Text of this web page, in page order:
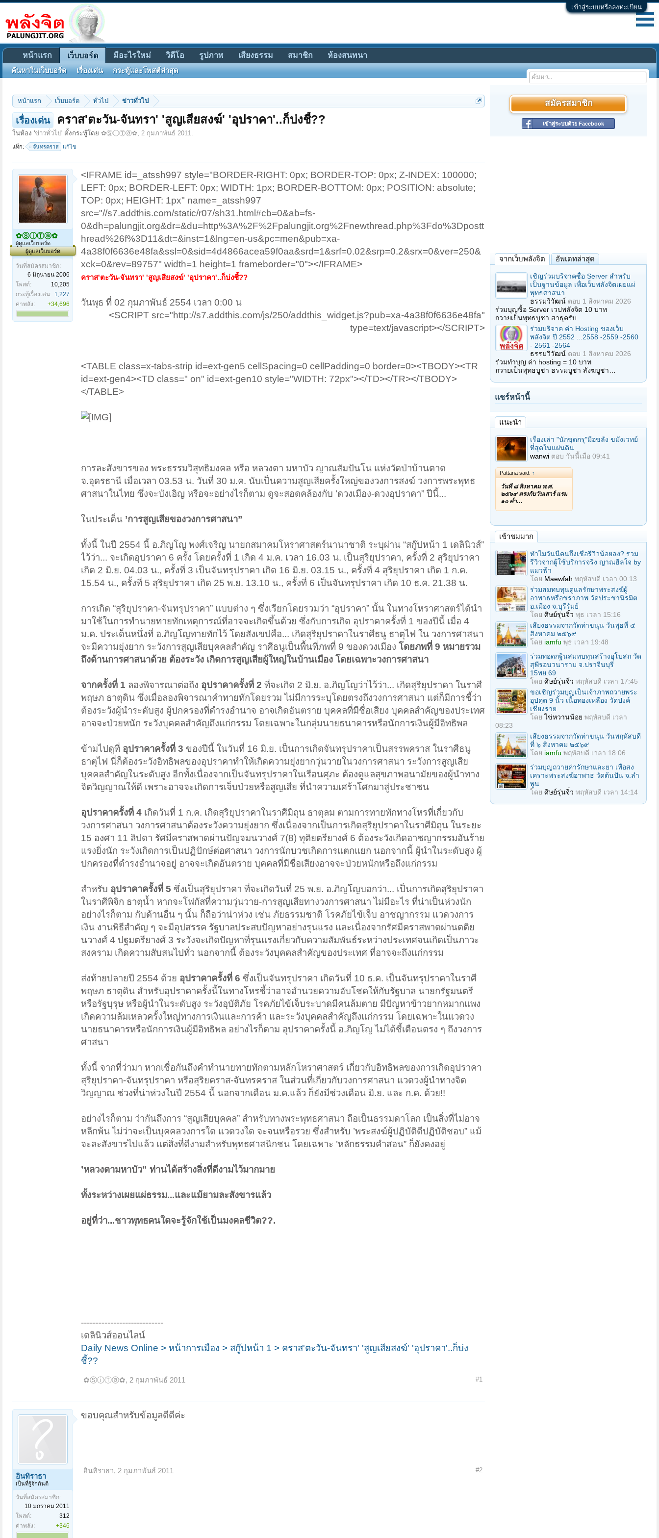
เข้าสู่ระบบหรือลงทะเบียน
หน้าแรก เว็บบอร์ด ทั่วไป ข่าวทั่วไป
เรื่องเด่น คราส'ตะวัน-จันทรา' 'สูญเสียสงฆ์' 'อุปราคา'..ก็บ่งชี้??
ในห้อง 'ข่าวทั่วไป' ตั้งกระทู้โดย ✿ⓈⓘⓉⓐ✿, 2 กุมภาพันธ์ 2011.
แท็ก: จันทรคราส แก้ไข
✿ⓈⓘⓉⓐ✿
ผู้ดูแลเว็บบอร์ด
ผู้ดูแลเว็บบอร์ด
วันที่สมัครสมาชิก:
6 มิถุนายน 2006
โพสต์:
10,205
กระทู้เรื่องเด่น: 1,227
ค่าพลัง:
+34,696
<IFRAME id=_atssh997 style="BORDER-RIGHT: 0px; BORDER-TOP: 0px; Z-INDEX: 100000;
LEFT: 0px; BORDER-LEFT: 0px; WIDTH: 1px; BORDER-BOTTOM: 0px; POSITION: absolute;
TOP: 0px; HEIGHT: 1px" name=_atssh997
src="//s7.addthis.com/static/r07/sh31.html#cb=0&ab=fs-
0&dh=palungjit.org&dr=&du=http%3A%2F%2Fpalungjit.org%2Fnewthread.php%3Fdo%3Dpostt
hread%26f%3D11&dt=&inst=1&lng=en-us&pc=men&pub=xa-
4a38f0f6636e48fa&ssl=0&sid=4d4866acea59f0aa&srd=1&srf=0.02&srp=0.2&srx=0&ver=250&
xck=0&rev=89757" width=1 height=1 frameborder="0"></IFRAME>
คราส'ตะวัน-จันทรา' 'สูญเสียสงฆ์' 'อุปราคา'..ก็บ่งชี้??
วันพุธ ที่ 02 กุมภาพันธ์ 2554 เวลา 0:00 น
<SCRIPT src="http://s7.addthis.com/js/250/addthis_widget.js?pub=xa-4a38f0f6636e48fa"
type=text/javascript></SCRIPT>​
<TABLE class=x-tabs-strip id=ext-gen5 cellSpacing=0 cellPadding=0 border=0><TBODY><TR
id=ext-gen4><TD class=" on" id=ext-gen10 style="WIDTH: 72px"></TD></TR></TBODY>
</TABLE>
การละสังขารของ พระธรรมวิสุทธิมงคล หรือ หลวงตา มหาบัว ญาณสัมปันโน แห่งวัดป่าบ้านตาด
จ.อุดรธานี เมื่อเวลา 03.53 น. วันที่ 30 ม.ค. นับเป็นความสูญเสียครั้งใหญ่ของวงการสงฆ์ วงการพระพุทธ
ศาสนาในไทย ซึ่งจะบังเอิญ หรือจะอย่างไรก็ตาม ดูจะสอดคล้องกับ ’ดวงเมือง-ดวงอุปราคา” ปีนี้...
ในประเด็น ’การสูญเสียของวงการศาสนา”
ทั้งนี้ ในปี 2554 นี้ อ.ภิญโญ พงศ์เจริญ นายกสมาคมโหราศาสตร์นานาชาติ ระบุผ่าน “สกู๊ปหน้า 1 เดลินิวส์”
ไว้ว่า... จะเกิดอุปราคา 6 ครั้ง โดยครั้งที่ 1 เกิด 4 ม.ค. เวลา 16.03 น. เป็นสุริยุปราคา, ครั้งที่ 2 สุริยุปราคา
เกิด 2 มิ.ย. 04.03 น., ครั้งที่ 3 เป็นจันทรุปราคา เกิด 16 มิ.ย. 03.15 น., ครั้งที่ 4 สุริยุปราคา เกิด 1 ก.ค.
15.54 น., ครั้งที่ 5 สุริยุปราคา เกิด 25 พ.ย. 13.10 น., ครั้งที่ 6 เป็นจันทรุปราคา เกิด 10 ธ.ค. 21.38 น.
การเกิด “สุริยุปราคา-จันทรุปราคา” แบบต่าง ๆ ซึ่งเรียกโดยรวมว่า “อุปราคา” นั้น ในทางโหราศาสตร์ได้นำ
มาใช้ในการทำนายทายทักเหตุการณ์ที่อาจจะเกิดขึ้นด้วย ซึ่งกับการเกิด อุปราคาครั้งที่ 1 ของปีนี้ เมื่อ 4
ม.ค. ประเด็นหนึ่งที่ อ.ภิญโญทายทักไว้ โดยสังเขปคือ... เกิดสุริยุปราคาในราศีธนู ธาตุไฟ ใน วงการศาสนา
จะมีความยุ่งยาก ระวังการสูญเสียบุคคลสำคัญ ราศีธนูเป็นพื้นที่ภพที่ 9 ของดวงเมือง โดยภพที่ 9 หมายรวม
ถึงด้านการศาสนาด้วย ต้องระวัง เกิดการสูญเสียผู้ใหญ่ในบ้านเมือง โดยเฉพาะวงการศาสนา
จากครั้งที่ 1 ลองพิจารณาต่อถึง อุปราคาครั้งที่ 2 ที่จะเกิด 2 มิ.ย. อ.ภิญโญว่าไว้ว่า... เกิดสุริยุปราคา ในราศี
พฤษภ ธาตุดิน ซึ่งเมื่อลองพิจารณาคำทายทักโดยรวม ไม่มีการระบุโดยตรงถึงวงการศาสนา แต่ก็มีการชี้ว่า
ต้องระวังผู้นำระดับสูง ผู้ปกครองที่ดำรงอำนาจ อาจเกิดอันตราย บุคคลที่มีชื่อเสียง บุคคลสำคัญของประเทศ
อาจจะป่วยหนัก ระวังบุคคลสำคัญถึงแก่กรรม โดยเฉพาะในกลุ่มนายธนาคารหรือนักการเงินผู้มีอิทธิพล
ข้ามไปดูที่ อุปราคาครั้งที่ 3 ของปีนี้ ในวันที่ 16 มิ.ย. เป็นการเกิดจันทรุปราคาเป็นสรรพคราส ในราศีธนู
ธาตุไฟ นี่ก็ต้องระวังอิทธิพลของอุปราคาทำให้เกิดความยุ่งยากวุ่นวายในวงการศาสนา ระวังการสูญเสีย
บุคคลสำคัญในระดับสูง อีกทั้งเนื่องจากเป็นจันทรุปราคาในเรือนศุภะ ต้องดูแลสุขภาพอนามัยของผู้นำทาง
จิตวิญญาณให้ดี เพราะอาจจะเกิดการเจ็บป่วยหรือสูญเสีย ที่นำความเศร้าโศกมาสู่ประชาชน
อุปราคาครั้งที่ 4 เกิดวันที่ 1 ก.ค. เกิดสุริยุปราคาในราศีมิถุน ธาตุลม ตามการทายทักทางโหรที่เกี่ยวกับ
วงการศาสนา วงการศาสนาต้องระวังความยุ่งยาก ซึ่งเนื่องจากเป็นการเกิดสุริยุปราคาในราศีมิถุน ในระยะ
15 องศา 11 ลิปดา รัศมีคราสพาดผ่านปัญจมนวางศ์ 7(8) ทุติยตรียางศ์ 6 ต้องระวังเกิดอาชญากรรมอันร้าย
แรงยิ่งนัก ระวังเกิดการเป็นปฏิปักษ์ต่อศาสนา วงการนักบวชเกิดการแตกแยก นอกจากนี้ ผู้นำในระดับสูง ผู้
ปกครองที่ดำรงอำนาจอยู่ อาจจะเกิดอันตราย บุคคลที่มีชื่อเสียงอาจจะป่วยหนักหรือถึงแก่กรรม
สำหรับ อุปราคาครั้งที่ 5 ซึ่งเป็นสุริยุปราคา ที่จะเกิดวันที่ 25 พ.ย. อ.ภิญโญบอกว่า... เป็นการเกิดสุริยุปราคา
ในราศีพิจิก ธาตุน้ำ หากจะโฟกัสที่ความวุ่นวาย-การสูญเสียทางวงการศาสนา ไม่มีอะไร ที่น่าเป็นห่วงนัก
อย่างไรก็ตาม กับด้านอื่น ๆ นั้น ก็ถือว่าน่าห่วง เช่น ภัยธรรมชาติ โรคภัยไข้เจ็บ อาชญากรรม แวดวงการ
เงิน งานพิธีสำคัญ ๆ จะมีอุปสรรค รัฐบาลประสบปัญหาอย่างรุนแรง และเนื่องจากรัศมีคราสพาดผ่านตติย
นวางศ์ 4 ปฐมตรียางศ์ 3 ระวังจะเกิดปัญหาที่รุนแรงเกี่ยวกับความสัมพันธ์ระหว่างประเทศจนเกิดเป็นภาวะ
สงคราม เกิดความสับสนไปทั่ว นอกจากนี้ ต้องระวังบุคคลสำคัญของประเทศ ที่อาจจะถึงแก่กรรม
ส่งท้ายปลายปี 2554 ด้วย อุปราคาครั้งที่ 6 ซึ่งเป็นจันทรุปราคา เกิดวันที่ 10 ธ.ค. เป็นจันทรุปราคาในราศี
พฤษภ ธาตุดิน สำหรับอุปราคาครั้งนี้ในทางโหรชี้ว่าอาจอำนวยความอับโชคให้กับรัฐบาล นายกรัฐมนตรี
หรือรัฐบุรุษ หรือผู้นำในระดับสูง ระวังอุบัติภัย โรคภัยไข้เจ็บระบาดมีคนล้มตาย มีปัญหาข้าวยากหมากแพง
เกิดความล้มเหลวครั้งใหญ่ทางการเงินและการค้า และระวังบุคคลสำคัญถึงแก่กรรม โดยเฉพาะในแวดวง
นายธนาคารหรือนักการเงินผู้มีอิทธิพล อย่างไรก็ตาม อุปราคาครั้งนี้ อ.ภิญโญ ไม่ได้ชี้เตือนตรง ๆ ถึงวงการ
ศาสนา
ทั้งนี้ จากที่ว่ามา หากเชื่อกันถึงคำทำนายทายทักตามหลักโหราศาสตร์ เกี่ยวกับอิทธิพลของการเกิดอุปราคา
สุริยุปราคา-จันทรุปราคา หรือสุริยคราส-จันทรคราส ในส่วนที่เกี่ยวกับวงการศาสนา แวดวงผู้นำทางจิต
วิญญาณ ช่วงที่น่าห่วงในปี 2554 นี้ นอกจากเดือน ม.ค.แล้ว ก็ยังมีช่วงเดือน มิ.ย. และ ก.ค. ด้วย!!
อย่างไรก็ตาม ว่ากันถึงการ “สูญเสียบุคคล” สำหรับทางพระพุทธศาสนา ถือเป็นธรรมดาโลก เป็นสิ่งที่ไม่อาจ
หลีกพ้น ไม่ว่าจะเป็นบุคคลวงการใด แวดวงใด จะจนหรือรวย ซึ่งสำหรับ ’พระสงฆ์ผู้ปฏิบัติดีปฏิบัติชอบ” แม้
จะละสังขารไปแล้ว แต่สิ่งที่ดีงามสำหรับพุทธศาสนิกชน โดยเฉพาะ ’หลักธรรมคำสอน” ก็ยังคงอยู่
’หลวงตามหาบัว” ท่านได้สร้างสิ่งที่ดีงามไว้มากมาย
ทั้งระหว่างเผยแผ่ธรรม...และแม้ยามละสังขารแล้ว
อยู่ที่ว่า...ชาวพุทธคนใดจะรู้จักใช้เป็นมงคลชีวิต??.
----------------------------
เดลินิวส์ออนไลน์
Daily News Online > หน้าการเมือง > สกู๊ปหน้า 1 > คราส'ตะวัน-จันทรา' 'สูญเสียสงฆ์' 'อุปราคา'..ก็บ่ง
ชี้??
✿ⓈⓘⓉⓐ✿, 2 กุมภาพันธ์ 2011 #1
อินทิราธา
เป็นที่รู้จักกันดี
วันที่สมัครสมาชิก:
10 มกราคม 2011
โพสต์:
312
ค่าพลัง:
+346
ขอบคุณสำหรับข้อมูลดีดีค่ะ
อินทิราธา, 2 กุมภาพันธ์ 2011 #2
สมัครสมาชิก
เข้าสู่ระบบด้วย Facebook
จากเว็บพลังจิต อัพเดทล่าสุด
เชิญร่วมบริจาคซื้อ Server สำหรับ
เป็นฐานข้อมูล เพื่อเว็บพลังจิตเผยแผ่
พุทธศาสนา
ธรรมวิวัฒน์ ตอบ 1 สิงหาคม 2026
ร่วมบุญซื้อ Server เวปพลังจิต 10 บาท
ถวายเป็นพุทธบูชา สาธุครับ…
ร่วมบริจาค ค่า Hosting ของเว็บ
พลังจิต ปี 2552 ...2558 -2559 -2560
- 2561 -2564
ธรรมวิวัฒน์ ตอบ 1 สิงหาคม 2026
ร่วมทำบุญ ค่า hosting = 10 บาท
ถวายเป็นพุทธบูชา ธรรมบูชา สังฆบูชา…
แชร์หน้านี้
แนะนำ
เรื่องเล่า "นักขุดกรุ"มือขลัง ขมังเวทย์
ที่สุดในแผ่นดิน
wanwi ตอบ วันนี้เมื่อ 09:41
Pattana said: ↑
วันที่ ๘ สิงหาคม พ.ศ.
๒๕๖๙ ตรงกับวันเสาร์ แรม
๑๐ ค่ำ…
เข้าชมมาก
ทำไมวันนี้คนถึงเชื่อรีวิวน้อยลง? รวม
รีวิวจากผู้ใช้บริการจริง ญาณฮีลใจ by
แมวฟ้า
โดย Maewfah พฤหัสบดี เวลา 00:13
ร่วมสมทบทุนดูแลรักษาพระสงฆ์ผู้
อาพาธหรือชราภาพ วัดประชานิรมิต
อ.เมือง จ.บุรีรัมย์
โดย ศิษย์รุ่นจิ๋ว พุธ เวลา 15:16
เสียงธรรมจากวัดท่าขนุน วันพุธที่ ๕
สิงหาคม ๒๕๖๙
โดย iamfu พุธ เวลา 19:48
ร่วมทอดกฐินสมทบทุนสร้างอุโบสถ วัด
สุพีรอนวนาราม จ.ปราจีนบุรี
15พย.69
โดย ศิษย์รุ่นจิ๋ว พฤหัสบดี เวลา 17:45
ขอเชิญร่วมบุญเป็นเจ้าภาพถวายพระ
อุปคุต 9 นิ้ว เนื้อทองเหลือง วัดปงค์
เชียงราย
โดยไข่หวานน้อย พฤหัสบดี เวลา
08:23
เสียงธรรมจากวัดท่าขนุน วันพฤหัสบดี
ที่ ๖ สิงหาคม ๒๕๖๙
โดย iamfu พฤหัสบดี เวลา 18:06
ร่วมบุญถวายค่ารักษาและยา เพื่อสง
เคราะพระสงฆ์อาพาธ วัดต้นปัน จ.ลํา
พูน
โดย ศิษย์รุ่นจิ๋ว พฤหัสบดี เวลา 14:14
หน้าแรก เว็บบอร์ด
ค้นหาในเว็บบอร์ด เรื่องเด่น กระทู้และโพสต์ล่าสุด
มีอะไรใหม่ วิดีโอ รูปภาพ เสียงธรรม สมาชิก ห้องสนทนา